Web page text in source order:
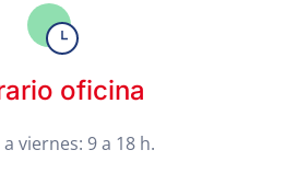
oficina
viernes: 9 a 18 h.